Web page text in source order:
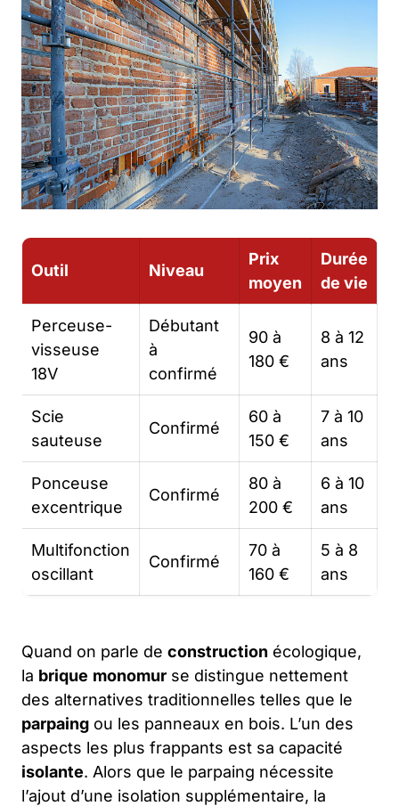
Outil Niveau
Prix
moyen
Durée
de vie
Perceuse-
visseuse
18V
Débutant
à
confirmé
90 à
180 €
8 à 12
ans
Scie
sauteuse
Confirmé
60 à
150 €
7 à 10
ans
Ponceuse
excentrique
Confirmé
80 à
200 €
6 à 10
ans
Multifonction
oscillant
Confirmé
70 à
160 €
5 à 8
ans
Quand on parle de construction écologique,
la brique monomur se distingue nettement
des alternatives traditionnelles telles que le
parpaing ou les panneaux en bois. L’un des
aspects les plus frappants est sa capacité
isolante. Alors que le parpaing nécessite
l’ajout d’une isolation supplémentaire, la